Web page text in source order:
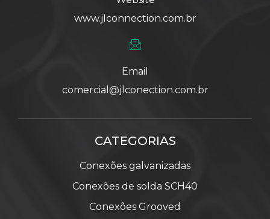
www.jlconnection.com.br
Email
comercial@jlconection.com.br
CATEGORIAS
Conexões galvanizadas
Conexões de solda SCH40
Conexões Grooved